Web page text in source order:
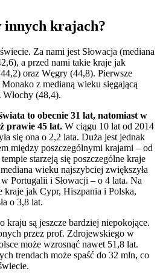
innych krajach?
Za nami jest Słowacja (mediana
a przed nami takie kraje jak
oraz Węgry (44,8). Pierwsze
z medianą wieku sięgającą
(48,4).
to obecnie 31 lat, natomiast w
prawie 45 lat. W ciągu 10 lat od 2014
się ona o 2,2 lata. Duża jest jednak
między poszczególnymi krajami – od
starzeją się poszczególne kraje
wieku najszybciej zwiększyła
Portugalii i Słowacji – o 4 lata. Na
kraje jak Cypr, Hiszpania i Polska,
o 3,8 lat.
kraju są jeszcze bardziej niepokojące.
przez prof. Zdrojewskiego w
może wzrosnąć nawet 51,8 lat.
trendach może spaść do 32 mln, co